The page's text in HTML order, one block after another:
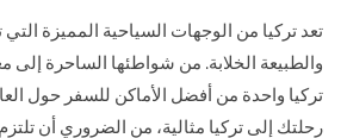
تعد تركيا من الوجهات السياحية المميزة التي
والطبيعة الخلابة. من شواطئها الساحرة إلى
تركيا واحدة من أفضل الأماكن للسفر حول
رحلتك إلى تركيا مثالية، من الضروري أن